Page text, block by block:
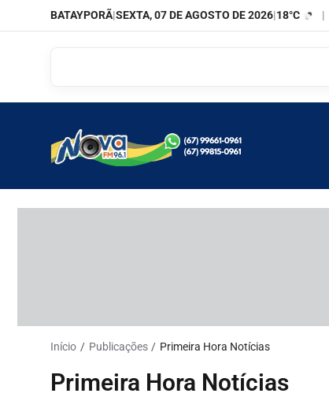
BATAYPORÃ|SEXTA, 07 DE AGOSTO DE 2026|18°C |
Início Publicações Primeira Hora Notícias
Primeira Hora Notícias